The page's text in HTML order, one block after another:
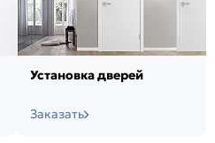
Установка дверей
Заказать